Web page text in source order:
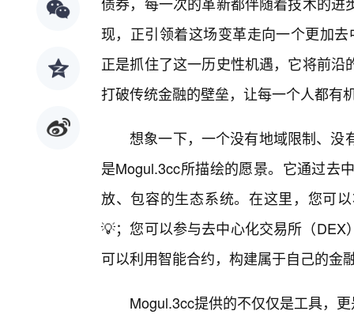
现，正引领着这场变革走向一个更加
正是抓住了这一历史性机遇，它将前
打破传统金融的壁垒，让每一个人都有
想象一下，一个没有地域限制、没
是Mogul.3cc所描绘的愿景。它通过去
放、包容的生态系统。在这里，您可
💡；您可以参与去中心化交易所（
可以利用智能合约，构建属于自己的金
Mogul.3cc提供的不仅仅是工具，